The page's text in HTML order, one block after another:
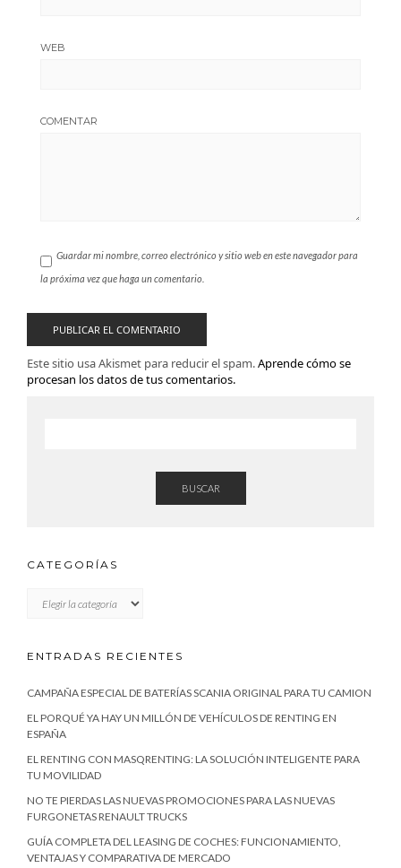
WEB
COMENTAR
Guardar mi nombre, correo electrónico y sitio web en este navegador para
la próxima vez que haga un comentario.
Este sitio usa Akismet para reducir el spam.Aprende cómo se
procesan los datos de tus comentarios.
BUSCAR
CATEGORÍAS
ENTRADAS RECIENTES
CAMPAÑA ESPECIAL DE BATERÍAS SCANIA ORIGINAL PARA TU CAMION
EL PORQUÉ YA HAY UN MILLÓN DE VEHÍCULOS DE RENTING EN
ESPAÑA
EL RENTING CON MASQRENTING: LA SOLUCIÓN INTELIGENTE PARA
TU MOVILIDAD
NO TE PIERDAS LAS NUEVAS PROMOCIONES PARA LAS NUEVAS
FURGONETAS RENAULT TRUCKS
GUÍA COMPLETA DEL LEASING DE COCHES: FUNCIONAMIENTO,
VENTAJAS Y COMPARATIVA DE MERCADO